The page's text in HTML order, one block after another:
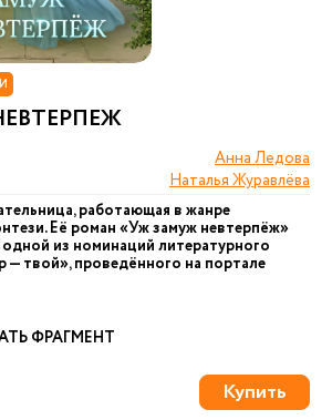
Анна Ледова
Наталья Журавлёва
работающая в жанре
Её роман «Уж замуж невтерпёж»
из номинаций литературного
— твой», проведённого на портале
ФРАГМЕНТ
Купить